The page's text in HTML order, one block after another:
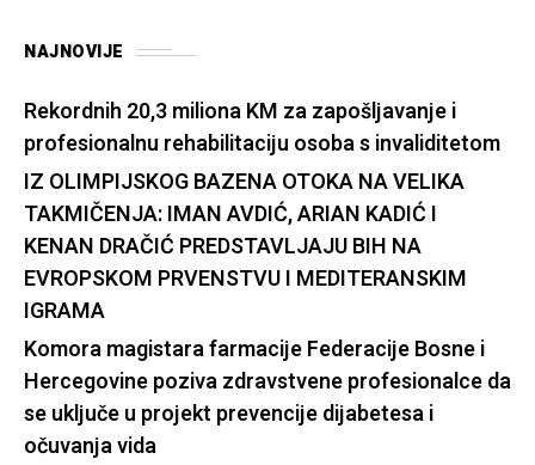
NAJNOVIJE
Rekordnih 20,3 miliona KM za zapošljavanje i
profesionalnu rehabilitaciju osoba s invaliditetom
IZ OLIMPIJSKOG BAZENA OTOKA NA VELIKA
TAKMIČENJA: IMAN AVDIĆ, ARIAN KADIĆ I
KENAN DRAČIĆ PREDSTAVLJAJU BIH NA
EVROPSKOM PRVENSTVU I MEDITERANSKIM
IGRAMA
Komora magistara farmacije Federacije Bosne i
Hercegovine poziva zdravstvene profesionalce da
se uključe u projekt prevencije dijabetesa i
očuvanja vida